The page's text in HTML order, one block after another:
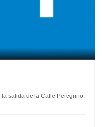
salida de la Calle Peregrino,